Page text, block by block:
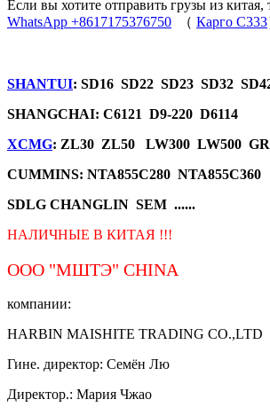
Если вы хотите отправить грузы из
WhatsApp +8617175376750 （ Карго C333
SHANTUI: SD16 SD22 SD23 SD32
SHANGCHAI: C6121 D9-220 D6114
XCMG: ZL30 ZL50 LW300 LW500
CUMMINS: NTA855C280 NTA855C360
SDLG CHANGLIN SEM ......
НАЛИЧНЫЕ В КИТАЯ !!!
ООО "МШТЭ" CHINA
компании:
HARBIN MAISHITE TRADING CO.,LTD
Гине. директор: Семён Лю
Директор.: Мария Чжао